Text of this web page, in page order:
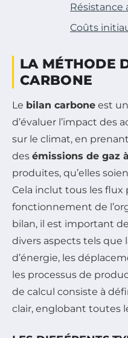
Résistance
Coûts
LA MÉTHODE
CARBONE
Le bilan carbone est
d’évaluer l’impact des
sur le climat, en
des émissions de gaz
produites, qu’elles
Cela inclut tous les flux
fonctionnement de
bilan, il est important
divers aspects tels que
d’énergie, les
les processus de
de calcul consiste à
clair, englobant toutes